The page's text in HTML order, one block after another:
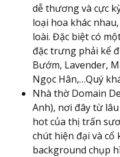
dễ thương và cực
loại hoa khác
loài. Đặc biệt có
đặc trưng phải kể
Bướm, Lavender,
Ngọc Hân,…Quý
Nhà thờ Domain
Anh), nơi đây từ
hot của thị trấn
chút hiện đại và
background chụp